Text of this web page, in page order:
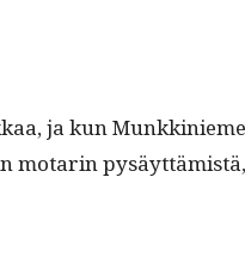
ja kun
motarin